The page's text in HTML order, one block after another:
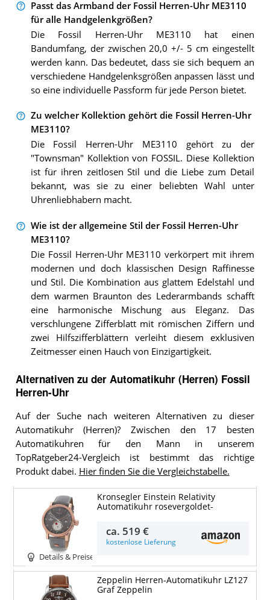
Passt das Armband der Fossil Herren-Uhr ME3110
für alle Handgelenkgrößen?
Die Fossil Herren-Uhr ME3110 hat einen
Bandumfang, der zwischen 20,0 +/- 5 cm eingestellt
werden kann. Das bedeutet, dass sie sich bequem an
verschiedene Handgelenksgrößen anpassen lässt und
so eine individuelle Passform für jede Person bietet.
Zu welcher Kollektion gehört die Fossil Herren-Uhr
ME3110?
Die Fossil Herren-Uhr ME3110 gehört zu der
"Townsman" Kollektion von FOSSIL. Diese Kollektion
ist für ihren zeitlosen Stil und die Liebe zum Detail
bekannt, was sie zu einer beliebten Wahl unter
Uhrenliebhabern macht.
Wie ist der allgemeine Stil der Fossil Herren-Uhr
ME3110?
Die Fossil Herren-Uhr ME3110 verkörpert mit ihrem
modernen und doch klassischen Design Raffinesse
und Stil. Die Kombination aus glattem Edelstahl und
dem warmen Braunton des Lederarmbands schafft
eine harmonische Mischung aus Eleganz. Das
verschlungene Zifferblatt mit römischen Ziffern und
zwei Hilfszifferblättern verleiht diesem exklusiven
Zeitmesser einen Hauch von Einzigartigkeit.
Alternativen zu der Automatikuhr (Herren) Fossil
Herren-Uhr
Auf der Suche nach weiteren Alternativen zu dieser
Automatikuhr (Herren)? Zwischen den 17 besten
Automatikuhren für den Mann in unserem
TopRatgeber24-Vergleich ist bestimmt das richtige
Produkt dabei. Hier finden Sie die Vergleichstabelle.
Details & Preise
Kronsegler Einstein Relativity
Automatikuhr rosevergoldet-
ca. 519 €
kostenlose Lieferung
Zeppelin Herren-Automatikuhr LZ127
Graf Zeppelin